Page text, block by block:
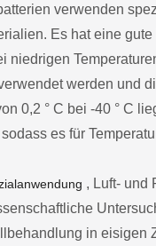
verwenden
Es hat eine gute
niedrigen
werden und
0,2 ° C bei -40 ° C
es für
, Luft- und
in eisigen